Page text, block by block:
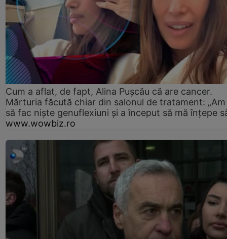
Cum a aflat, de fapt, Alina Pușcău că are cancer.
Mărturia făcută chiar din salonul de tratament:
să fac niște genuflexiuni și a început să mă înțepe
www.wowbiz.ro